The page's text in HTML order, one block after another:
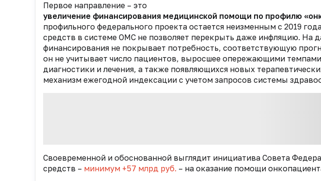
Первое направление – это
увеличение финансирования медицинской помощи по профилю
профильного федерального проекта остается неизменным с 2019
средств в системе ОМС не позволяет перекрыть даже инфляцию. На
финансирования не покрывает потребность, соответствующую
он не учитывает число пациентов, выросшее опережающими
диагностики и лечения, а также появляющихся новых
механизм ежегодной индексации с учетом запросов системы
Своевременной и обоснованной выглядит инициатива Совета
средств – минимум +57 млрд руб. – на оказание помощи